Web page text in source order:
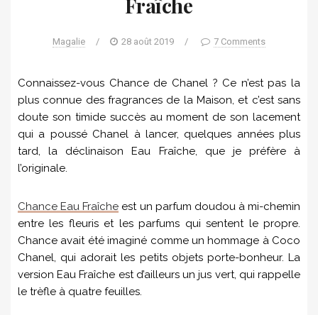
Fraîche
Magalie / 28 août 2019 / 7 Comments
Connaissez-vous Chance de Chanel ? Ce n’est pas la
plus connue des fragrances de la Maison, et c’est sans
doute son timide succès au moment de son lacement
qui a poussé Chanel à lancer, quelques années plus
tard, la déclinaison Eau Fraîche, que je préfère à
l’originale.
Chance Eau Fraîche est un parfum doudou à mi-chemin
entre les fleuris et les parfums qui sentent le propre.
Chance avait été imaginé comme un hommage à Coco
Chanel, qui adorait les petits objets porte-bonheur. La
version Eau Fraîche est d’ailleurs un jus vert, qui rappelle
le trèfle à quatre feuilles.